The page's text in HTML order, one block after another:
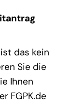
das kein
Sie die
Ihnen
FGPK.de